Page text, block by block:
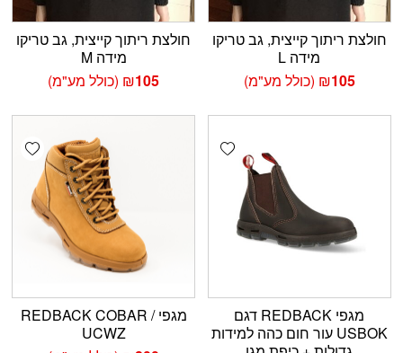
חולצת ריתוך קייצית, גב טריקו
מידה L
₪105 (כולל מע"מ)
חולצת ריתוך קייצית, גב טריקו
מידה M
₪105 (כולל מע"מ)
Add wishlist
מגפי REDBACK דגם
USBOK עור חום כהה למידות
מגפי REDBACK COBAR /
UCWZ